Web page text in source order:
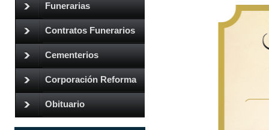
Funerarias
Contratos Funerarios
Cementerios
Corporación Reforma
Obituario